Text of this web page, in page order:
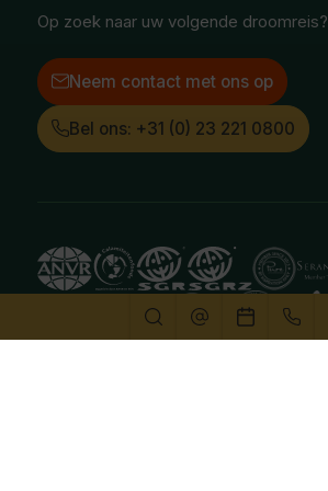
Op zoek naar uw volgende droomreis?
Neem contact met ons op
Bel ons: +31 (0) 23 221 0800